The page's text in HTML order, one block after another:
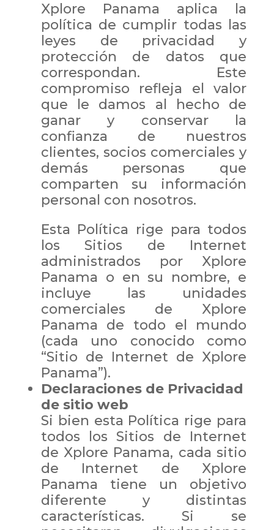
Xplore Panama aplica la
política de cumplir todas las
leyes de privacidad y
protección de datos que
correspondan. Este
compromiso refleja el valor
que le damos al hecho de
ganar y conservar la
confianza de nuestros
clientes, socios comerciales y
demás personas que
comparten su información
personal con nosotros.
Esta Política rige para todos
los Sitios de Internet
administrados por Xplore
Panama o en su nombre, e
incluye las unidades
comerciales de Xplore
Panama de todo el mundo
(cada uno conocido como
“Sitio de Internet de Xplore
Panama”).
Declaraciones de Privacidad
de sitio web
Si bien esta Política rige para
todos los Sitios de Internet
de Xplore Panama, cada sitio
de Internet de Xplore
Panama tiene un objetivo
diferente y distintas
características. Si se